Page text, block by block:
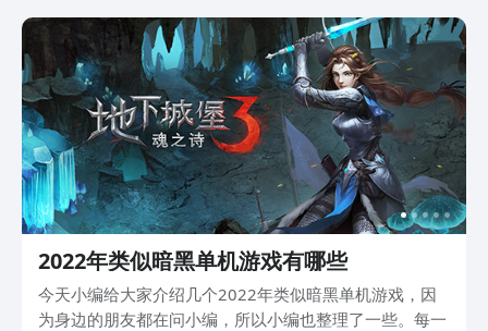
2022年类似暗黑单机游戏有哪些
今天小编给大家介绍几个2022年类似暗黑单机游戏，因
为身边的朋友都在问小编，所以小编也整理了一些。每一